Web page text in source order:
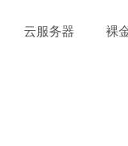
云服务器 裸